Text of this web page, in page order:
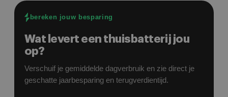
opgelost/aangepast.
bereken jouw besparing
Wat levert een thuisbatterij jou
op?
Verschuif je gemiddelde dagverbruik en zie direct je
geschatte jaarbesparing en terugverdientijd.